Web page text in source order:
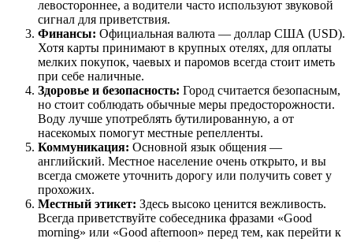
левостороннее, а водители часто используют звуковой
сигнал для приветствия.
Финансы: Официальная валюта — доллар США (USD).
Хотя карты принимают в крупных отелях, для оплаты
мелких покупок, чаевых и паромов всегда стоит иметь
при себе наличные.
Здоровье и безопасность: Город считается безопасным,
но стоит соблюдать обычные меры предосторожности.
Воду лучше употреблять бутилированную, а от
насекомых помогут местные репелленты.
Коммуникация: Основной язык общения —
английский. Местное население очень открыто, и вы
всегда сможете уточнить дорогу или получить совет у
прохожих.
Местный этикет: Здесь высоко ценится вежливость.
Всегда приветствуйте собеседника фразами «Good
morning» или «Good afternoon» перед тем, как перейти к